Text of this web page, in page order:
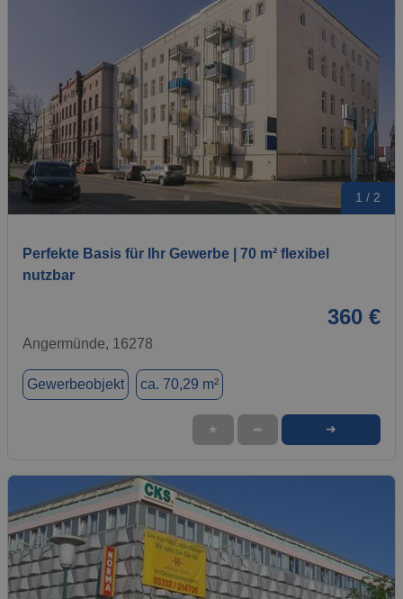
1 / 2
Perfekte Basis für Ihr Gewerbe | 70 m² flexibel
nutzbar
360 €
Angermünde, 16278
Gewerbeobjekt ca. 70,29 m²
★ ➦ ➜